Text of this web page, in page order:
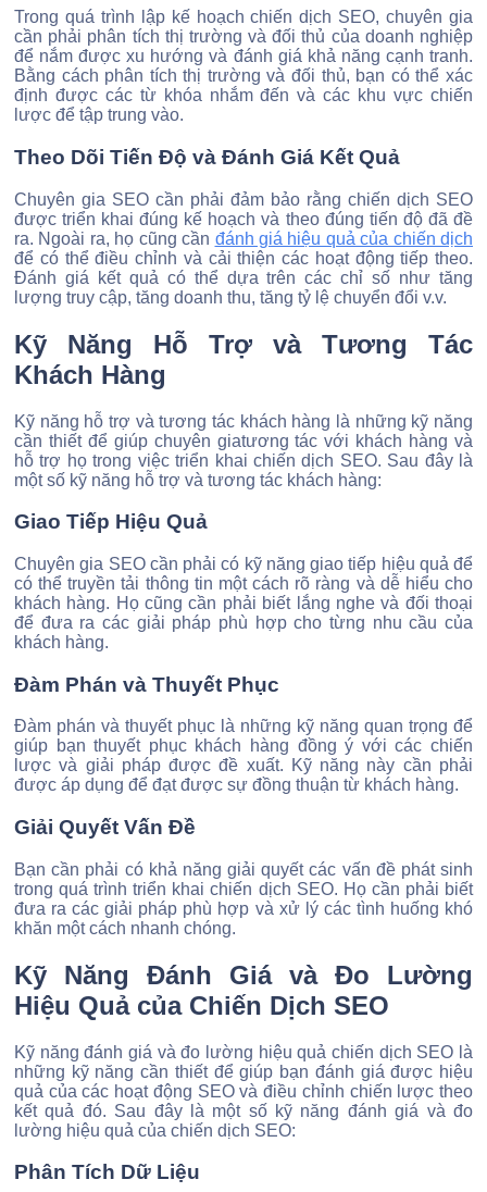
Trong quá trình lập kế hoạch chiến dịch SEO, chuyên gia
cần phải phân tích thị trường và đối thủ của doanh nghiệp
để nắm được xu hướng và đánh giá khả năng cạnh tranh.
Bằng cách phân tích thị trường và đối thủ, bạn có thể xác
định được các từ khóa nhắm đến và các khu vực chiến
lược để tập trung vào.
Theo Dõi Tiến Độ và Đánh Giá Kết Quả
Chuyên gia SEO cần phải đảm bảo rằng chiến dịch SEO
được triển khai đúng kế hoạch và theo đúng tiến độ đã đề
ra. Ngoài ra, họ cũng cần đánh giá hiệu quả của chiến dịch
để có thể điều chỉnh và cải thiện các hoạt động tiếp theo.
Đánh giá kết quả có thể dựa trên các chỉ số như tăng
lượng truy cập, tăng doanh thu, tăng tỷ lệ chuyển đổi v.v.
Kỹ Năng Hỗ Trợ và Tương Tác
Khách Hàng
Kỹ năng hỗ trợ và tương tác khách hàng là những kỹ năng
cần thiết để giúp chuyên giatương tác với khách hàng và
hỗ trợ họ trong việc triển khai chiến dịch SEO. Sau đây là
một số kỹ năng hỗ trợ và tương tác khách hàng:
Giao Tiếp Hiệu Quả
Chuyên gia SEO cần phải có kỹ năng giao tiếp hiệu quả để
có thể truyền tải thông tin một cách rõ ràng và dễ hiểu cho
khách hàng. Họ cũng cần phải biết lắng nghe và đối thoại
để đưa ra các giải pháp phù hợp cho từng nhu cầu của
khách hàng.
Đàm Phán và Thuyết Phục
Đàm phán và thuyết phục là những kỹ năng quan trọng để
giúp bạn thuyết phục khách hàng đồng ý với các chiến
lược và giải pháp được đề xuất. Kỹ năng này cần phải
được áp dụng để đạt được sự đồng thuận từ khách hàng.
Giải Quyết Vấn Đề
Bạn cần phải có khả năng giải quyết các vấn đề phát sinh
trong quá trình triển khai chiến dịch SEO. Họ cần phải biết
đưa ra các giải pháp phù hợp và xử lý các tình huống khó
khăn một cách nhanh chóng.
Kỹ Năng Đánh Giá và Đo Lường
Hiệu Quả của Chiến Dịch SEO
Kỹ năng đánh giá và đo lường hiệu quả chiến dịch SEO là
những kỹ năng cần thiết để giúp bạn đánh giá được hiệu
quả của các hoạt động SEO và điều chỉnh chiến lược theo
kết quả đó. Sau đây là một số kỹ năng đánh giá và đo
lường hiệu quả của chiến dịch SEO:
Phân Tích Dữ Liệu